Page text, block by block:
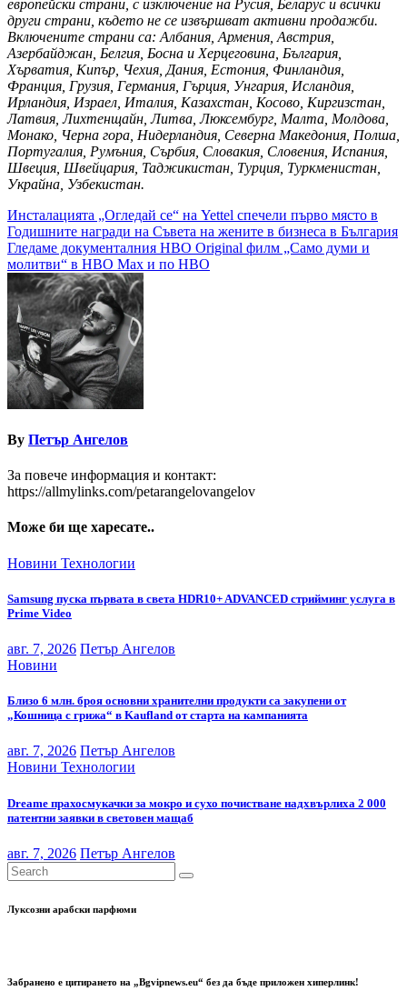
европейски страни, с изключение на Русия, Беларус и всички
други страни, където не се извършват активни продажби.
Включените страни са: Албания, Армения, Австрия,
Азербайджан, Белгия, Босна и Херцеговина, България,
Хърватия, Кипър, Чехия, Дания, Естония, Финландия,
Франция, Грузия, Германия, Гърция, Унгария, Исландия,
Ирландия, Израел, Италия, Казахстан, Косово, Киргизстан,
Латвия, Лихтенщайн, Литва, Люксембург, Малта, Молдова,
Монако, Черна гора, Нидерландия, Северна Македония, Полша,
Португалия, Румъния, Сърбия, Словакия, Словения, Испания,
Швеция, Швейцария, Таджикистан, Турция, Туркменистан,
Украйна, Узбекистан.
Навигация
Инсталацията „Огледай се“ на Yettel спечели първо място в
Годишните награди на Съвета на жените в бизнеса в България
Гледаме документалния HBO Original филм „Само думи и
молитви“ в HBO Max и по HBO
By Петър Ангелов
За повече информация и контакт:
https://allmylinks.com/petarangelovangelov
Може би ще харесате..
Новини Технологии
Samsung пуска първата в света HDR10+ ADVANCED стрийминг услуга в
Prime Video
авг. 7, 2026 Петър Ангелов
Новини
Близо 6 млн. броя основни хранителни продукти са закупени от
„Кошница с грижа“ в Kaufland от старта на кампанията
авг. 7, 2026 Петър Ангелов
Новини Технологии
Dreame прахосмукачки за мокро и сухо почистване надхвърлиха 2 000
патентни заявки в световен мащаб
авг. 7, 2026 Петър Ангелов
Луксозни арабски парфюми
Забранено е цитирането на „Bgvipnews.eu“ без да бъде приложен хиперлинк!